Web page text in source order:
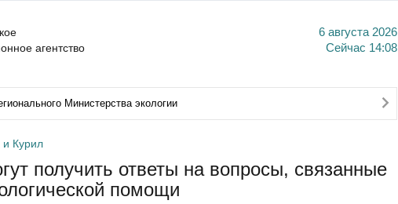
агентство
6 августа 2026
Сейчас 14:08
Министерства экологии
и Курил
получить ответы на вопросы, связанные
помощи